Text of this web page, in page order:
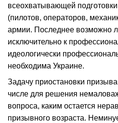
всеохватывающей подготовки
(пилотов, операторов,
армии. Последнее возможно
исключительно к
идеологически
необходима Украине.
Задачу приостановки
числе для решения
вопроса, каким остается
призывного возраста.